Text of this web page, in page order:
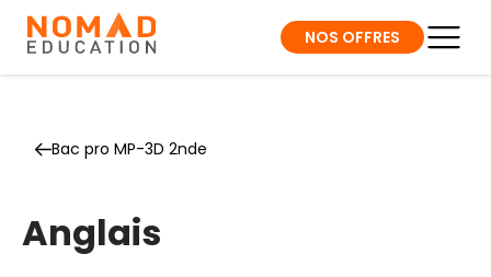
NOS OFFRES
Bac pro MP-3D 2nde
Anglais